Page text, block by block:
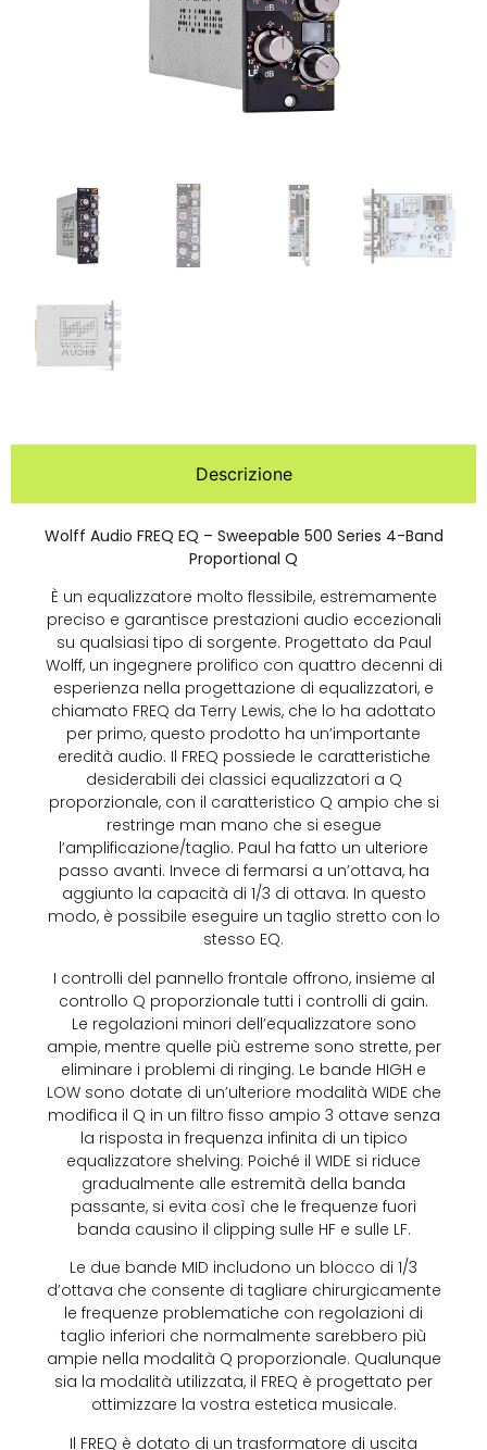
Descrizione
Wolff Audio FREQ EQ – Sweepable 500 Series 4-Band
Proportional Q
È un equalizzatore molto flessibile, estremamente
preciso e garantisce prestazioni audio eccezionali
su qualsiasi tipo di sorgente. Progettato da Paul
Wolff, un ingegnere prolifico con quattro decenni di
esperienza nella progettazione di equalizzatori, e
chiamato FREQ da Terry Lewis, che lo ha adottato
per primo, questo prodotto ha un’importante
eredità audio. Il FREQ possiede le caratteristiche
desiderabili dei classici equalizzatori a Q
proporzionale, con il caratteristico Q ampio che si
restringe man mano che si esegue
l’amplificazione/taglio. Paul ha fatto un ulteriore
passo avanti. Invece di fermarsi a un’ottava, ha
aggiunto la capacità di 1/3 di ottava. In questo
modo, è possibile eseguire un taglio stretto con lo
stesso EQ.
I controlli del pannello frontale offrono, insieme al
controllo Q proporzionale tutti i controlli di gain.
Le regolazioni minori dell’equalizzatore sono
ampie, mentre quelle più estreme sono strette, per
eliminare i problemi di ringing. Le bande HIGH e
LOW sono dotate di un’ulteriore modalità WIDE che
modifica il Q in un filtro fisso ampio 3 ottave senza
la risposta in frequenza infinita di un tipico
equalizzatore shelving. Poiché il WIDE si riduce
gradualmente alle estremità della banda
passante, si evita così che le frequenze fuori
banda causino il clipping sulle HF e sulle LF.
Le due bande MID includono un blocco di 1/3
d’ottava che consente di tagliare chirurgicamente
le frequenze problematiche con regolazioni di
taglio inferiori che normalmente sarebbero più
ampie nella modalità Q proporzionale. Qualunque
sia la modalità utilizzata, il FREQ è progettato per
ottimizzare la vostra estetica musicale.
Il FREQ è dotato di un trasformatore di uscita